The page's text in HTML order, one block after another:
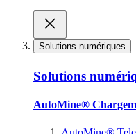
Solutions numériques
Solutions
AutoMine®